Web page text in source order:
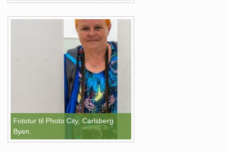
Fototur til Photo City, Carlsberg
Byen.